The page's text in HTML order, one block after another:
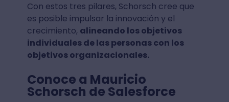
Con estos tres pilares, Schorsch cree que
es posible impulsar la innovación y el
crecimiento, alineando los objetivos
individuales de las personas con los
objetivos organizacionales.
Conoce a Mauricio
Schorsch de Salesforce